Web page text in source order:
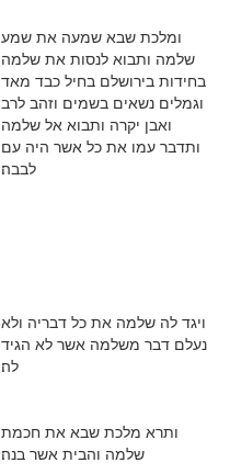
ומלכת שבא שמעה את שמע
שלמה ותבוא לנסות את שלמה
בחידות בירושלם בחיל כבד מאד
וגמלים נשאים בשמים וזהב לרב
ואבן יקרה ותבוא אל שלמה
ותדבר עמו את כל אשר היה עם
לבבה׃
ויגד לה שלמה את כל דבריה ולא
נעלם דבר משלמה אשר לא הגיד
לה׃
ותרא מלכת שבא את חכמת
שלמה והבית אשר בנה׃